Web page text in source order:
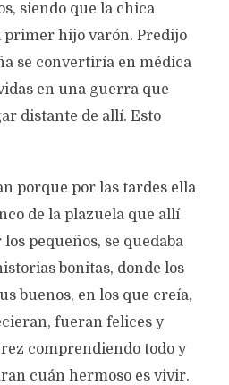
siendo que la chica
primer hijo varón. Predijo
se convertiría en médica
en una guerra que
distante de allí. Esto
porque por las tardes ella
de la plazuela que allí
pequeños, se quedaba
bonitas, donde los
buenos, en los que creía,
fueran felices y
comprendiendo todo y
cuán hermoso es vivir.